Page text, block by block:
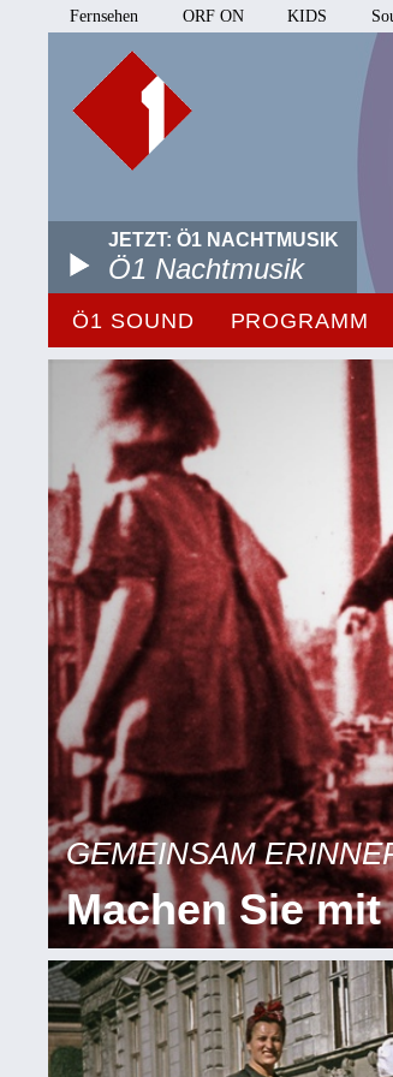
Fernsehen ORF ON KIDS
JETZT: Ö1 NACHTMUSIK
Ö1 Nachtmusik
Ö1 SOUND PROGRAMM
GEMEINSAM
Machen Sie